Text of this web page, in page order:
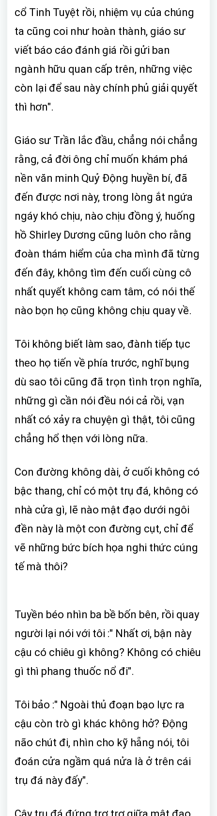
cổ Tinh Tuyệt rồi, nhiệm vụ của chúng
ta cũng coi như hoàn thành, giáo sư
viết báo cáo đánh giá rồi gửi ban
ngành hữu quan cấp trên, những việc
còn lại để sau này chính phủ giải quyết
thì hơn".
Giáo sư Trần lắc đầu, chẳng nói chẳng
rằng, cả đời ông chỉ muốn khám phá
nền văn minh Quỷ Động huyền bí, đã
đến được nơi này, trong lòng ắt ngứa
ngáy khó chịu, nào chịu đồng ý, huống
hồ Shirley Dương cũng luôn cho rằng
đoàn thám hiểm của cha mình đã từng
đến đây, không tìm đến cuối cùng cô
nhất quyết không cam tâm, có nói thế
nào bọn họ cũng không chịu quay về.
Tôi không biết làm sao, đành tiếp tục
theo họ tiến về phía trước, nghĩ bụng
dù sao tôi cũng đã trọn tình trọn nghĩa,
những gì cần nói đều nói cả rồi, vạn
nhất có xảy ra chuyện gì thật, tôi cũng
chẳng hổ thẹn với lòng nữa.
Con đường không dài, ở cuối không có
bậc thang, chỉ có một trụ đá, không có
nhà cửa gì, lẽ nào mật đạo dưới ngôi
đền này là một con đường cụt, chỉ để
vẽ những bức bích họa nghi thức cúng
tế mà thôi?
Tuyền béo nhìn ba bề bốn bên, rồi quay
người lại nói với tôi :" Nhất ơi, bận này
cậu có chiêu gì không? Không có chiêu
gì thì phang thuốc nổ đi".
Tôi bảo :" Ngoài thủ đoạn bạo lực ra
cậu còn trò gì khác không hở? Động
não chút đi, nhìn cho kỹ hẵng nói, tôi
đoán cửa ngầm quá nửa là ở trên cái
trụ đá này đấy".